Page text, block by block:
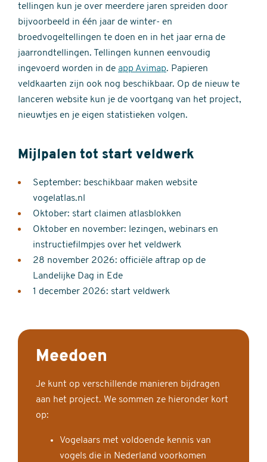
tellingen kun je over meerdere jaren spreiden door
bijvoorbeeld in één jaar de winter- en
broedvogeltellingen te doen en in het jaar erna de
jaarrondtellingen. Tellingen kunnen eenvoudig
ingevoerd worden in de app Avimap. Papieren
veldkaarten zijn ook nog beschikbaar. Op de nieuw te
lanceren website kun je de voortgang van het project,
nieuwtjes en je eigen statistieken volgen.
Mijlpalen tot start veldwerk
September: beschikbaar maken website
vogelatlas.nl
Oktober: start claimen atlasblokken
Oktober en november: lezingen, webinars en
instructiefilmpjes over het veldwerk
28 november 2026: officiële aftrap op de
Landelijke Dag in Ede
1 december 2026: start veldwerk
Meedoen
Je kunt op verschillende manieren bijdragen
aan het project. We sommen ze hieronder kort
op:
Vogelaars met voldoende kennis van
vogels die in Nederland voorkomen